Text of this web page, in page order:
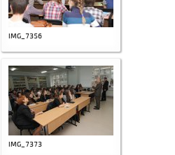
IMG_7356
IMG_7373